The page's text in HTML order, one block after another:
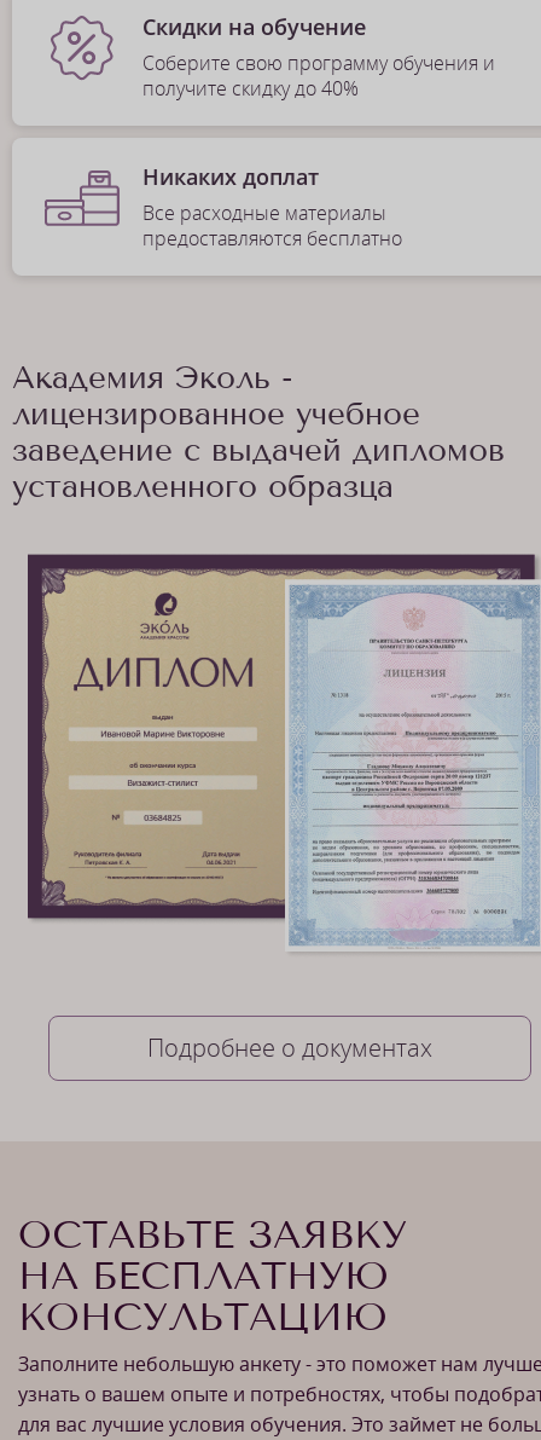
Скидки на обучение
Соберите свою программу обучения и
получите скидку до 40%
Никаких доплат
Все расходные материалы
предоставляются бесплатно
Академия Эколь -
лицензированное учебное
заведение с выдачей дипломов
установленного образца
Подробнее о документах
ОСТАВЬТЕ ЗАЯВКУ
НА БЕСПЛАТНУЮ
КОНСУЛЬТАЦИЮ
Заполните небольшую анкету - это поможет нам
узнать о вашем опыте и потребностях, чтобы
для вас лучшие условия обучения. Это займет не